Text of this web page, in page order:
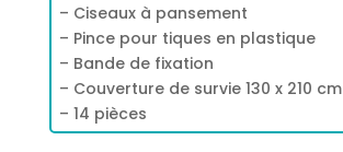
– Ciseaux à pansement
– Pince pour tiques en plastique
– Bande de fixation
– Couverture de survie 130 x 210 cm
– 14 pièces